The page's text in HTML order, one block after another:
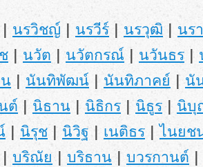
| นรวิชญ์ | นรวีร์ | นรวุฒิ | นร
| นวัต | นวัตกรณ์ | นวันธร |
| นันทิพัฒน์ | นันทิภาคย์ | นั
ต์ | นิธาน | นิธิกร |นิธูร | นิบุ
| นิรุช | นิวิฐ | เนติธร |ไนยช
| บริณัย | บริธาน | บวรกานต์ |